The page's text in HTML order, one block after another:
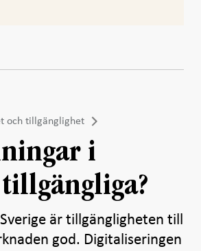
och tillgänglighet
i
tillgängliga?
är tillgängligheten till
god. Digitaliseringen